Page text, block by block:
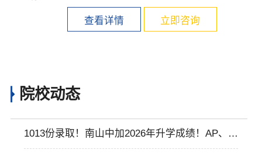
纽宾士域省教育部...
查看详情 立即咨询
院校动态
1013份录取！南山中加2026年升学成绩！AP、D